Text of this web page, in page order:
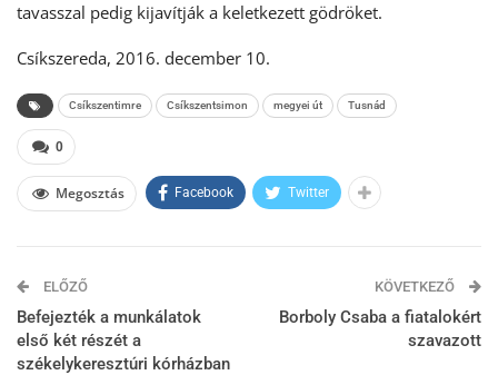
tavasszal pedig kijavítják a keletkezett gödröket.
Csíkszereda, 2016. december 10.
Csíkszentimre Csíkszentsimon megyei út Tusnád
0
Megosztás Facebook Twitter
ELŐZŐ
Befejezték a munkálatok
első két részét a
székelykeresztúri kórházban
KÖVETKEZŐ
Borboly Csaba a fiatalokért
szavazott